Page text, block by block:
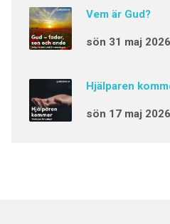
Vem är Gud?
sön 31 maj 2026
Hjälparen
sön 17 maj 2026